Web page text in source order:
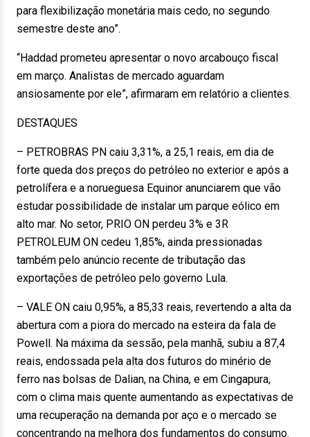
para flexibilização monetária mais cedo, no segundo
semestre deste ano”.
“Haddad prometeu apresentar o novo arcabouço fiscal
em março. Analistas de mercado aguardam
ansiosamente por ele”, afirmaram em relatório a clientes.
DESTAQUES
– PETROBRAS PN caiu 3,31%, a 25,1 reais, em dia de
forte queda dos preços do petróleo no exterior e após a
petrolífera e a norueguesa Equinor anunciarem que vão
estudar possibilidade de instalar um parque eólico em
alto mar. No setor, PRIO ON perdeu 3% e 3R
PETROLEUM ON cedeu 1,85%, ainda pressionadas
também pelo anúncio recente de tributação das
exportações de petróleo pelo governo Lula.
– VALE ON caiu 0,95%, a 85,33 reais, revertendo a alta da
abertura com a piora do mercado na esteira da fala de
Powell. Na máxima da sessão, pela manhã, subiu a 87,4
reais, endossada pela alta dos futuros do minério de
ferro nas bolsas de Dalian, na China, e em Cingapura,
com o clima mais quente aumentando as expectativas de
uma recuperação na demanda por aço e o mercado se
concentrando na melhora dos fundamentos do consumo.